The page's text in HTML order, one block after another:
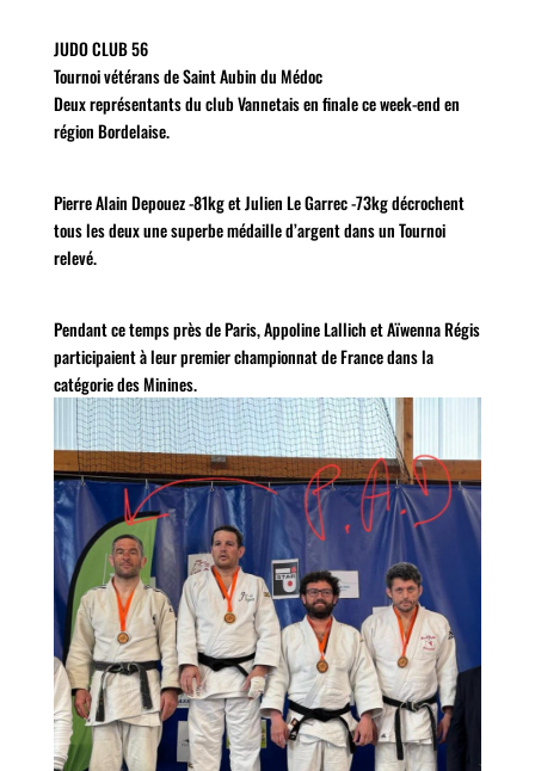
JUDO CLUB 56
Tournoi vétérans de Saint Aubin du Médoc
Deux représentants du club Vannetais en finale ce week-end en
région Bordelaise.
Pierre Alain Depouez -81kg et Julien Le Garrec -73kg décrochent
tous les deux une superbe médaille d’argent dans un Tournoi
relevé.
Pendant ce temps près de Paris, Appoline Lallich et Aïwenna Régis
participaient à leur premier championnat de France dans la
catégorie des Minines.